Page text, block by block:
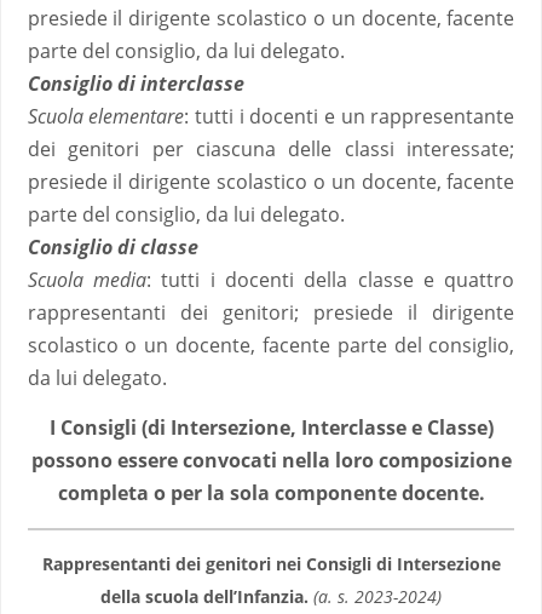
presiede il dirigente scolastico o un docente, facente
parte del consiglio, da lui delegato.
Consiglio di interclasse
Scuola elementare: tutti i docenti e un rappresentante
dei genitori per ciascuna delle classi interessate;
presiede il dirigente scolastico o un docente, facente
parte del consiglio, da lui delegato.
Consiglio di classe
Scuola media: tutti i docenti della classe e quattro
rappresentanti dei genitori; presiede il dirigente
scolastico o un docente, facente parte del consiglio,
da lui delegato.
I Consigli (di Intersezione, Interclasse e Classe)
possono essere convocati nella loro composizione
completa o per la sola componente docente.
Rappresentanti dei genitori nei Consigli di Intersezione
della scuola dell’Infanzia. (a. s. 2023-2024)